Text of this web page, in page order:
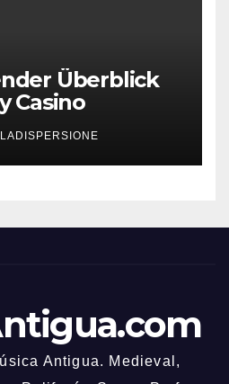
Überblick
Casino
LADISPERSIONE
Antigua. Medieval,